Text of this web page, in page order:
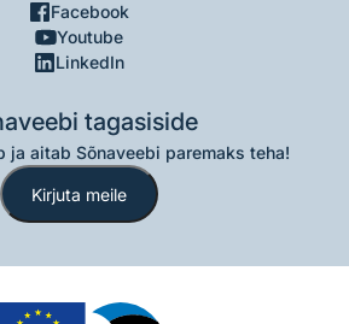
Facebook
Youtube
LinkedIn
tagasiside
ja aitab Sõnaveebi paremaks teha!
Kirjuta meile